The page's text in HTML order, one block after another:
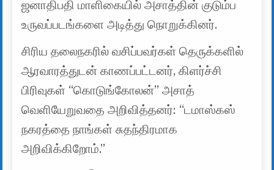
ஜனாதிபதி மாளிகையில் அசாத்தின் குடும்ப
உருவப்படங்களை அடித்து நொறுக்கினர்.
சிரிய தலைநகரில் வசிப்பவர்கள் தெருக்களில்
ஆரவாரத்துடன் காணப்பட்டனர், கிளர்ச்சி
பிரிவுகள் “கொடுங்கோலன்” அசாத்
வெளியேறுவதை அறிவித்தனர்: “டமாஸ்கஸ்
நகரத்தை நாங்கள் சுதந்திரமாக
அறிவிக்கிறோம்.”